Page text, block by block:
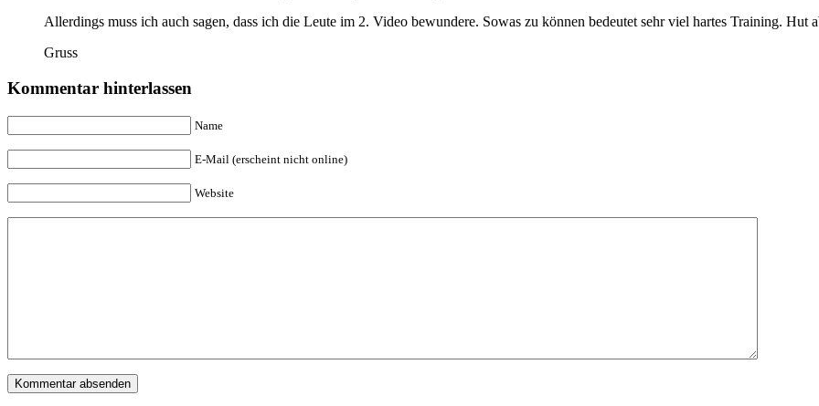
Allerdings muss ich auch sagen, dass ich die Leute im 2. Video bewundere. Sowas zu können bedeutet sehr viel hartes Training. Hut
Gruss
Kommentar hinterlassen
Name
E-Mail (erscheint nicht online)
Website